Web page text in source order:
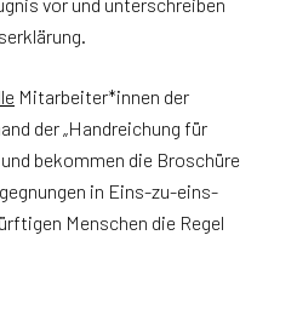
Mitarbeiter*innen der
der „Handreichung für
bekommen die Broschüre
in Eins-zu-eins-
Menschen die Regel